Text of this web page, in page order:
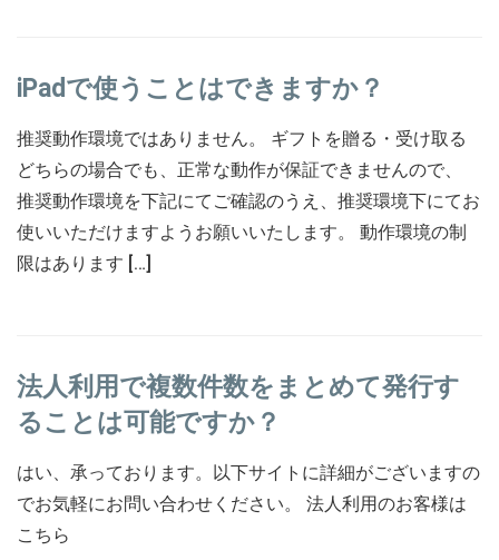
iPadで使うことはできますか？
推奨動作環境ではありません。 ギフトを贈る・受け取る
どちらの場合でも、正常な動作が保証できませんので、
推奨動作環境を下記にてご確認のうえ、推奨環境下にてお
使いいただけますようお願いいたします。 動作環境の制
限はあります […]
法人利用で複数件数をまとめて発行す
ることは可能ですか？
はい、承っております。以下サイトに詳細がございますの
でお気軽にお問い合わせください。 法人利用のお客様は
こちら